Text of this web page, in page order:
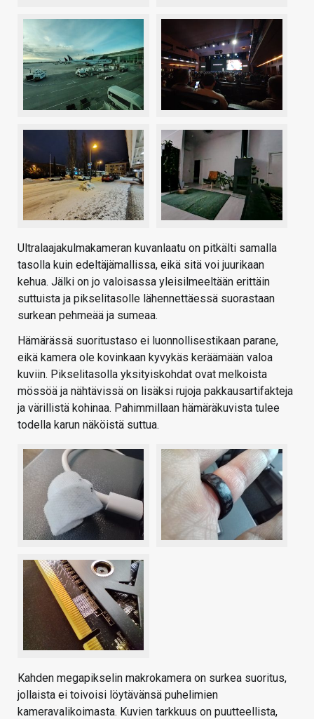
Ultralaajakulmakameran kuvanlaatu on pitkälti samalla
tasolla kuin edeltäjämallissa, eikä sitä voi juurikaan
kehua. Jälki on jo valoisassa yleisilmeeltään erittäin
suttuista ja pikselitasolle lähennettäessä suorastaan
surkean pehmeää ja sumeaa.
Hämärässä suoritustaso ei luonnollisestikaan parane,
eikä kamera ole kovinkaan kyvykäs keräämään valoa
kuviin. Pikselitasolla yksityiskohdat ovat melkoista
mössöä ja nähtävissä on lisäksi rujoja pakkausartifakteja
ja värillistä kohinaa. Pahimmillaan hämäräkuvista tulee
todella karun näköistä suttua.
Kahden megapikselin makrokamera on surkea suoritus,
jollaista ei toivoisi löytävänsä puhelimien
kameravalikoimasta. Kuvien tarkkuus on puutteellista,